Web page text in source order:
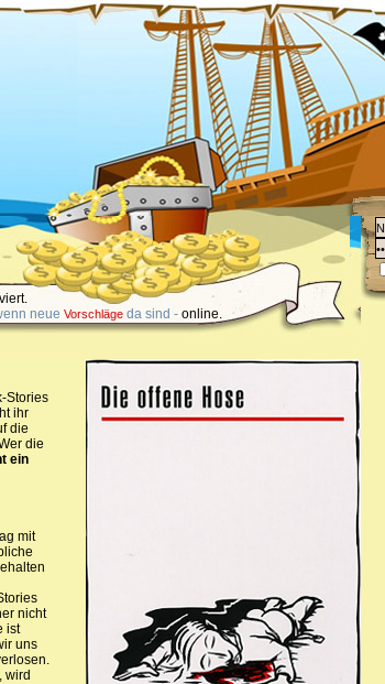
neue Vorschlägeda sind -online.
Stories
ihr
die
die
ein
mit
nicht
ist
uns
wird